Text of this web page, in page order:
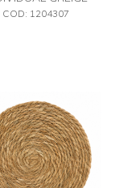
COD: 1204307